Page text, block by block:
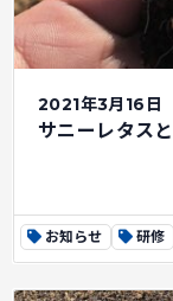
2021年3月16日
サニーレタス
お知らせ 研修